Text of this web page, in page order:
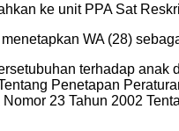
ke unit PPA Sat
WA (28)
terhadap
Penetapan
23 Tahun 2002